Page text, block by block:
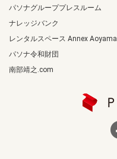
パソナグループプレスルーム
ナレッジバンク
レンタルスペース Annex Aoyama
パソナ令和財団
南部靖之.com